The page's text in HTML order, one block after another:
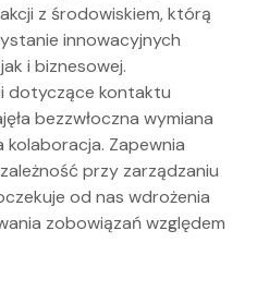
z środowiskiem, którą
innowacyjnych
i biznesowej.
dotyczące kontaktu
bezzwłoczna wymiana
Zapewnia
przy zarządzaniu
od nas wdrożenia
zobowiązań względem